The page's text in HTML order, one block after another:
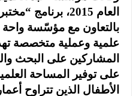
العام 2015،
بالتعاون مع مؤسّسة
علمية وعملية متخصصة
المشاركين على البحث
على توفير المساحة